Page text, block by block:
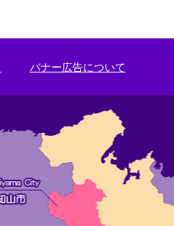
バナー広告について